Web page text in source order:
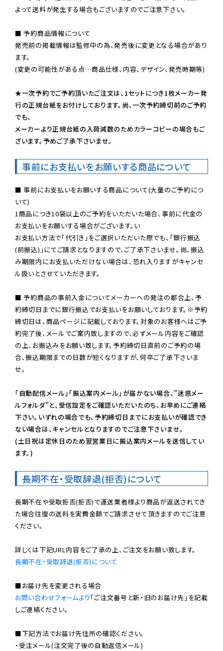
よって送料が発生する場合もございますのでご注意下さい。
■ 予約商品情報について
発売前の掲載情報は監修中の為、発売後に変更となる場合があり
ます。
(変更の可能性がある点…商品仕様、内容、デザイン、発売時期等)
★一次予約でご予約頂いたご注文は、1セットにつき1枚メーカー発
行の正規台紙をお付けしております。尚、一次予約締切前のご予約
でも、
メーカーより正規台紙の入荷減数のためカラーコピーの場合もご
ざいます。予めご了承下さいませ。
事前にお支払いをお願いする商品について
■ 事前にお支払いをお願いする商品について(大量のご予約につ
いて)
1商品につき10袋以上のご予約をいただいた場合、事前に代金の
お支払いをお願いする場合がございます。い
お支払い方法で「代引き」をご選択いただいた際でも、「銀行振込
(前振込)」にてご請求となりますので、ご了承下さいませ。尚、振込
み期限内にお支払いただけない場合は、恐れ入りますがキャンセ
ル扱いとさせていただきます。
■ 予約商品の事前入金についてメーカーへの発注の都合上、予
約締切日までに銀行振込でお支払いをお願いしております。※予約
締切日は、商品ページに記載しております。対象のお客様へはご予
約完了後、メールでご案内致しますので、必ずメール内容をご確認
の上、お振込みをお願い致します。予約締切日直前のご予約の場
合、振込期限までの日数が短くなりますが、何卒ご了承下さいま
せ。
「自動配信メール」「振込案内メール」が届かない場合、”迷惑メー
ルフォルダ”と、受信設定をご確認いただいたのち、お早めにご連絡
下さい。いずれの場合でも、予約締切日までにお支払いが確認でき
ない場合は、キャンセルとなりますのでご注意下さいませ。
(土日祝は定休日のため翌営業日に振込案内メールを送信してい
ます。)
長期不在・受取辞退(拒否)について
長期不在や受取拒否(拒否)で運送業者様より商品が返送されてき
た場合往復の送料を実費金額でご請求させて頂きますのでご注意
ください。
長期不在・受取辞退(拒否)について
お問い合わせフォームより 「ご注文番号と新・旧のお届け先」を記載
しご連絡ください。
■下記方法でお届け先住所の確認ください。
・受注メール(注文完了後の自動返信メール)